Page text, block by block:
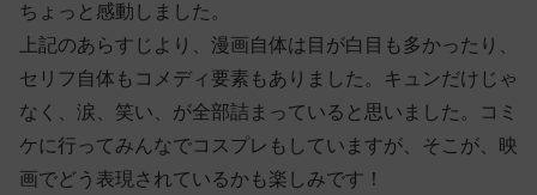
ちょっと感動しました。
上記のあらすじより、漫画自体は目が白目も多かったり、
セリフ自体もコメディ要素もありました。キュンだけじゃ
なく、涙、笑い、が全部詰まっていると思いました。コミ
ケに行ってみんなでコスプレもしていますが、そこが、映
画でどう表現されているかも楽しみです！